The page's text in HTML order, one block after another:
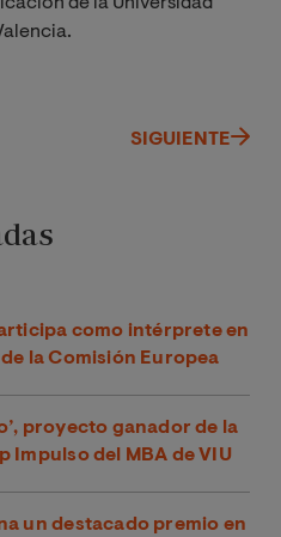
SIGUIENTE
como intérprete en
la Comisión Europea
proyecto ganador de la
Impulso del MBA de VIU
un destacado premio en